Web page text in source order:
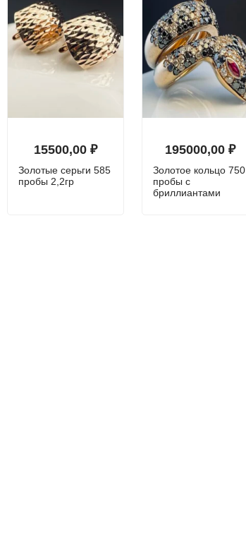
15500,00₽
Золотые серьги 585
пробы 2,2гр
195000,00₽
Золотое кольцо 750
пробы с
бриллиантами